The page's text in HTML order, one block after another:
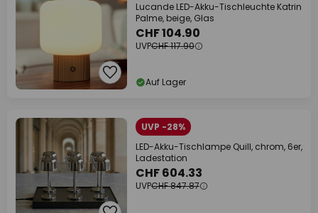
Lucande LED-Akku-Tischleuchte Katrin
Palme, beige, Glas
CHF 104.90
UVPCHF 117.90
Auf Lager
UVP -28%
LED-Akku-Tischlampe Quill, chrom, 6er,
Ladestation
CHF 604.33
UVPCHF 847.87